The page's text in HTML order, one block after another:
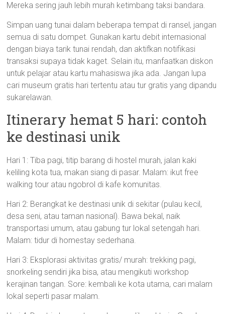
Mereka sering jauh lebih murah ketimbang taksi bandara.
Simpan uang tunai dalam beberapa tempat di ransel, jangan
semua di satu dompet. Gunakan kartu debit internasional
dengan biaya tarik tunai rendah, dan aktifkan notifikasi
transaksi supaya tidak kaget. Selain itu, manfaatkan diskon
untuk pelajar atau kartu mahasiswa jika ada. Jangan lupa
cari museum gratis hari tertentu atau tur gratis yang dipandu
sukarelawan.
Itinerary hemat 5 hari: contoh
ke destinasi unik
Hari 1: Tiba pagi, titip barang di hostel murah, jalan kaki
keliling kota tua, makan siang di pasar. Malam: ikut free
walking tour atau ngobrol di kafe komunitas.
Hari 2: Berangkat ke destinasi unik di sekitar (pulau kecil,
desa seni, atau taman nasional). Bawa bekal, naik
transportasi umum, atau gabung tur lokal setengah hari.
Malam: tidur di homestay sederhana.
Hari 3: Eksplorasi aktivitas gratis/ murah: trekking pagi,
snorkeling sendiri jika bisa, atau mengikuti workshop
kerajinan tangan. Sore: kembali ke kota utama, cari malam
lokal seperti pasar malam.